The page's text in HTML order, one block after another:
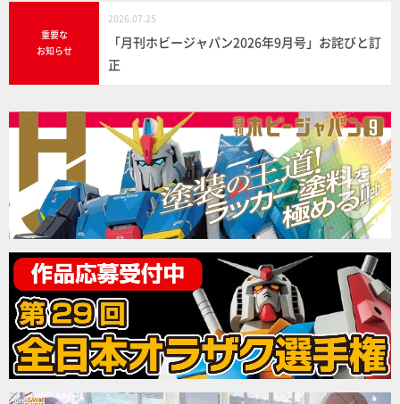
重要な
お知らせ
2026.07.25
「月刊ホビージャパン2026年9月号」お詫びと訂
正